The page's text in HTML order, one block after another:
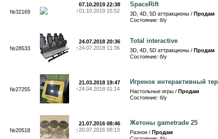
№32169
07.10.2019 22:38
↑01.10.2019 15:52
SpaceRift
3D, 4D, 5D аттракционы / Продам
Состояние: б/у
№28533
24.07.2018 20:36
↑24.07.2018 11:36
Total interactive
3D, 4D, 5D аттракционы / Продам
Состояние: б/у
№27255
21.03.2018 19:47
↑24.04.2018 01:14
Игренок интерактивный
Настольные игры / Продам
Состояние: б/у
№20518
21.07.2016 08:46
↑20.07.2016 08:13
Жетоны gametrade 25
Разное / Продам